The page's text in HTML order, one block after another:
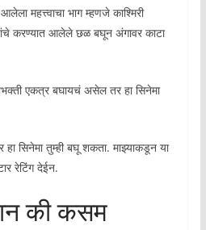
महत्त्वाचा भाग म्हणजे काश्मिरी
करण्यात आलेले छळ बघून अंगावर काटा
एकत्र बघायचं असेल तर हा सिनेमा
सिनेमा तुम्ही बघू शकता. माझ्याकडून या
रेटिंग देईन.
की कसम